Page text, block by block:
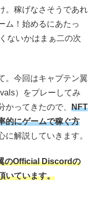
。稼げなさそうであれ
ム！始めるにあたっ
ないかはまぁ二の次
。今回はキャプテン翼
）をプレーしてみ
かってきたので、 NFT
的にゲームで稼ぐ方
に解説していきます。
のOfficial Discordの
いています。